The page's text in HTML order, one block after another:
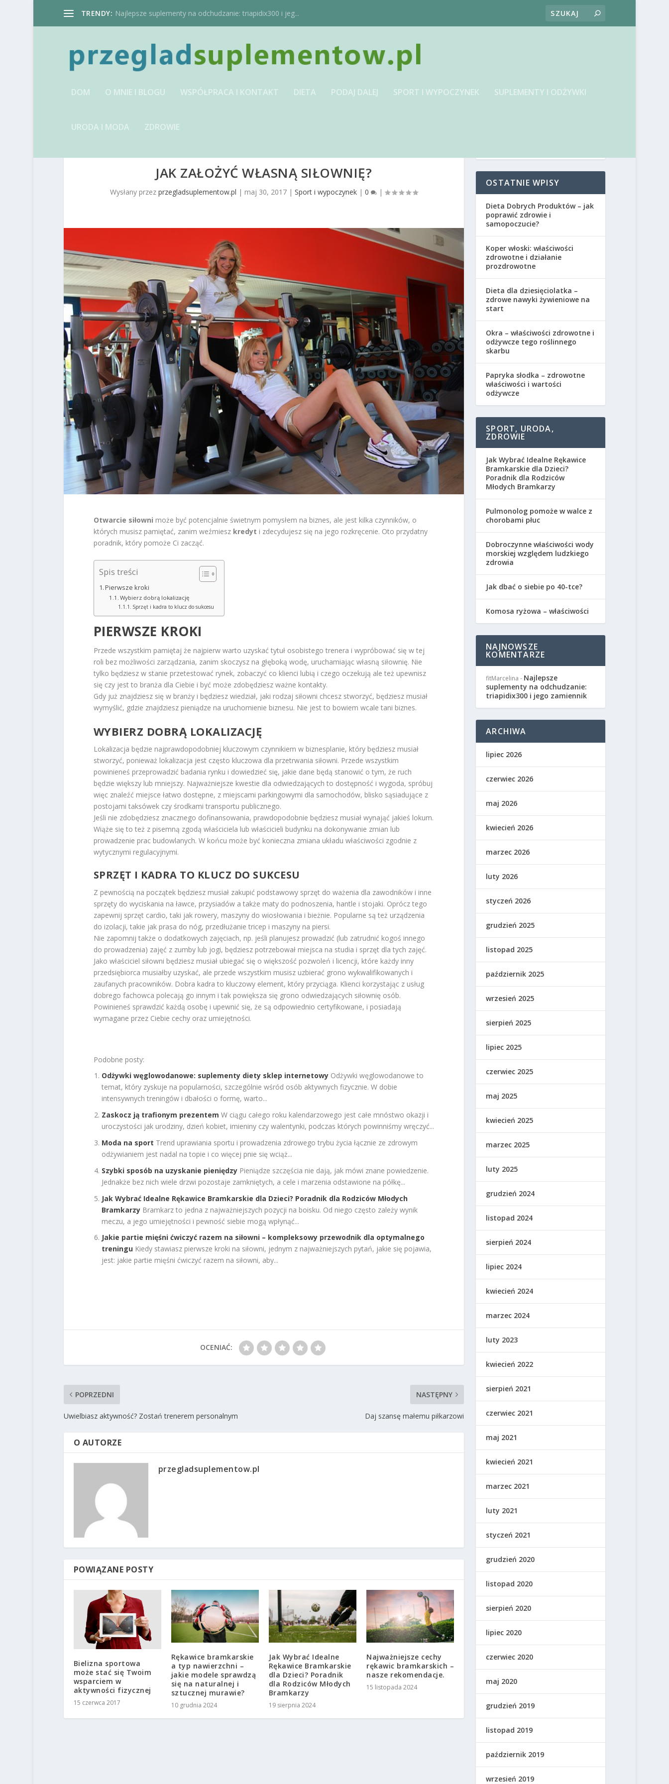
TRENDY: Najlepsze suplementy na odchudzanie: triapidix300 i jeg...
DOM O MNIE I BLOGU WSPÓŁPRACA I KONTAKT DIETA PODAJ DALEJ SPORT I WYPOCZYNEK SUPLEMENTY I ODŻYWKI
URODA I MODA ZDROWIE
JAK ZAŁOŻYĆ WŁASNĄ SIŁOWNIĘ?
Wysłany przez przegladsuplementow.pl | maj 30, 2017| Sport i wypoczynek| 0 |
Otwarcie siłowni może być potencjalnie świetnym pomysłem na biznes, ale jest kilka czynników, o
których musisz pamiętać, zanim weźmiesz kredyt i zdecydujesz się na jego rozkręcenie. Oto przydatny
poradnik, który pomoże Ci zacząć.
Spis treści
Pierwsze kroki
Wybierz dobrą lokalizację
Sprzęt i kadra to klucz do sukcesu
PIERWSZE KROKI
Przede wszystkim pamiętaj że najpierw warto uzyskać tytuł osobistego trenera i wypróbować się w tej
roli bez możliwości zarządzania, zanim skoczysz na głęboką wodę, uruchamiając własną siłownię. Nie
tylko będziesz w stanie przetestować rynek, zobaczyć co klienci lubią i czego oczekują ale też upewnisz
się czy jest to branża dla Ciebie i być może zdobędziesz ważne kontakty.
Gdy już znajdziesz się w branży i będziesz wiedział, jaki rodzaj siłowni chcesz stworzyć, będziesz musiał
wymyślić, gdzie znajdziesz pieniądze na uruchomienie biznesu. Nie jest to bowiem wcale tani biznes.
WYBIERZ DOBRĄ LOKALIZACJĘ
Lokalizacja będzie najprawdopodobniej kluczowym czynnikiem w biznesplanie, który będziesz musiał
stworzyć, ponieważ lokalizacja jest często kluczowa dla przetrwania siłowni. Przede wszystkim
powinieneś przeprowadzić badania rynku i dowiedzieć się, jakie dane będą stanowić o tym, że ruch
będzie większy lub mniejszy. Najważniejsze kwestie dla odwiedzających to dostępność i wygoda, spróbuj
więc znaleźć miejsce łatwo dostępne, z miejscami parkingowymi dla samochodów, blisko sąsiadujące z
postojami taksówek czy środkami transportu publicznego.
Jeśli nie zdobędziesz znacznego dofinansowania, prawdopodobnie będziesz musiał wynająć jakieś lokum.
Wiąże się to też z pisemną zgodą właściciela lub właścicieli budynku na dokonywanie zmian lub
prowadzenie prac budowlanych. W końcu może być konieczna zmiana układu właściwości zgodnie z
wytycznymi regulacyjnymi.
SPRZĘT I KADRA TO KLUCZ DO SUKCESU
Z pewnością na początek będziesz musiał zakupić podstawowy sprzęt do ważenia dla zawodników i inne
sprzęty do wyciskania na ławce, przysiadów a także maty do podnoszenia, hantle i stojaki. Oprócz tego
zapewnij sprzęt cardio, taki jak rowery, maszyny do wiosłowania i bieżnie. Popularne są też urządzenia
do izolacji, takie jak prasa do nóg, przedłużanie tricep i maszyny na piersi.
Nie zapomnij także o dodatkowych zajęciach, np. jeśli planujesz prowadzić (lub zatrudnić kogoś innego
do prowadzenia) zajęć z zumby lub jogi, będziesz potrzebował miejsca na studia i sprzęt dla tych zajęć.
Jako właściciel siłowni będziesz musiał ubiegać się o większość pozwoleń i licencji, które każdy inny
przedsiębiorca musiałby uzyskać, ale przede wszystkim musisz uzbierać grono wykwalifikowanych i
zaufanych pracowników. Dobra kadra to kluczowy element, który przyciąga. Klienci korzystając z usług
dobrego fachowca polecają go innym i tak powiększa się grono odwiedzających siłownię osób.
Powinieneś sprawdzić każdą osobę i upewnić się, że są odpowiednio certyfikowane, i posiadają
wymagane przez Ciebie cechy oraz umiejętności.
Podobne posty:
Odżywki węglowodanowe: suplementy diety sklep internetowy Odżywki węglowodanowe to
temat, który zyskuje na popularności, szczególnie wśród osób aktywnych fizycznie. W dobie
intensywnych treningów i dbałości o formę, warto...
Zaskocz ją trafionym prezentem W ciągu całego roku kalendarzowego jest całe mnóstwo okazji i
uroczystości jak urodziny, dzień kobiet, imieniny czy walentynki, podczas których powinniśmy wręczyć...
Moda na sport Trend uprawiania sportu i prowadzenia zdrowego trybu życia łącznie ze zdrowym
odżywianiem jest nadal na topie i co więcej pnie się wciąż...
Szybki sposób na uzyskanie pieniędzy Pieniądze szczęścia nie dają, jak mówi znane powiedzenie.
Jednakże bez nich wiele drzwi pozostaje zamkniętych, a cele i marzenia odstawione na półkę...
Jak Wybrać Idealne Rękawice Bramkarskie dla Dzieci? Poradnik dla Rodziców Młodych
Bramkarzy Bramkarz to jedna z najważniejszych pozycji na boisku. Od niego często zależy wynik
meczu, a jego umiejętności i pewność siebie mogą wpłynąć...
Jakie partie mięśni ćwiczyć razem na siłowni – kompleksowy przewodnik dla optymalnego
treningu Kiedy stawiasz pierwsze kroki na siłowni, jednym z najważniejszych pytań, jakie się pojawia,
jest: jakie partie mięśni ćwiczyć razem na siłowni, aby...
OCENIAĆ:
POPRZEDNI
Uwielbiasz aktywność? Zostań trenerem personalnym
NASTĘPNY
Daj szansę małemu piłkarzowi
O AUTORZE
przegladsuplementow.pl
POWIĄZANE POSTY
Bielizna sportowa
może stać się Twoim
wsparciem w
aktywności fizycznej
15 czerwca 2017
Rękawice bramkarskie
a typ nawierzchni –
jakie modele sprawdzą
się na naturalnej i
sztucznej murawie?
10 grudnia 2024
Jak Wybrać Idealne
Rękawice Bramkarskie
dla Dzieci? Poradnik
dla Rodziców Młodych
Bramkarzy
19 sierpnia 2024
Najważniejsze cechy
rękawic bramkarskich –
nasze rekomendacje.
15 listopada 2024
OSTATNIE WPISY
Dieta Dobrych Produktów – jak
poprawić zdrowie i
samopoczucie?
Koper włoski: właściwości
zdrowotne i działanie
prozdrowotne
Dieta dla dziesięciolatka –
zdrowe nawyki żywieniowe na
start
Okra – właściwości zdrowotne i
odżywcze tego roślinnego
skarbu
Papryka słodka – zdrowotne
właściwości i wartości
odżywcze
SPORT, URODA,
ZDROWIE
Jak Wybrać Idealne Rękawice
Bramkarskie dla Dzieci?
Poradnik dla Rodziców
Młodych Bramkarzy
Pulmonolog pomoże w walce z
chorobami płuc
Dobroczynne właściwości wody
morskiej względem ludzkiego
zdrowia
Jak dbać o siebie po 40-tce?
Komosa ryżowa – właściwości
NAJNOWSZE
KOMENTARZE
fitMarcelina - Najlepsze
suplementy na odchudzanie:
triapidix300 i jego zamiennik
ARCHIWA
lipiec 2026
czerwiec 2026
maj 2026
kwiecień 2026
marzec 2026
luty 2026
styczeń 2026
grudzień 2025
listopad 2025
październik 2025
wrzesień 2025
sierpień 2025
lipiec 2025
czerwiec 2025
maj 2025
kwiecień 2025
marzec 2025
luty 2025
grudzień 2024
listopad 2024
sierpień 2024
lipiec 2024
kwiecień 2024
marzec 2024
luty 2023
kwiecień 2022
sierpień 2021
czerwiec 2021
maj 2021
kwiecień 2021
marzec 2021
luty 2021
styczeń 2021
grudzień 2020
listopad 2020
sierpień 2020
lipiec 2020
czerwiec 2020
maj 2020
grudzień 2019
listopad 2019
październik 2019
wrzesień 2019